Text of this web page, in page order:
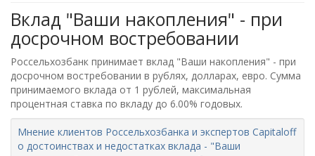
Вклад "Ваши накопления" - при
досрочном востребовании
Россельхозбанк принимает вклад "Ваши накопления" - при
досрочном востребовании в рублях, долларах, евро. Сумма
принимаемого вклада от 1 рублей, максимальная
процентная ставка по вкладу до 6.00% годовых.
Мнение клиентов Россельхозбанка и экспертов Capitaloff
о достоинствах и недостатках вклада - "Ваши